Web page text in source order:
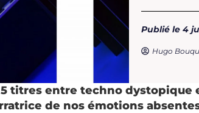
Client_03
Publié le 4
Hugo
titres entre techno dystopique
de nos émotions